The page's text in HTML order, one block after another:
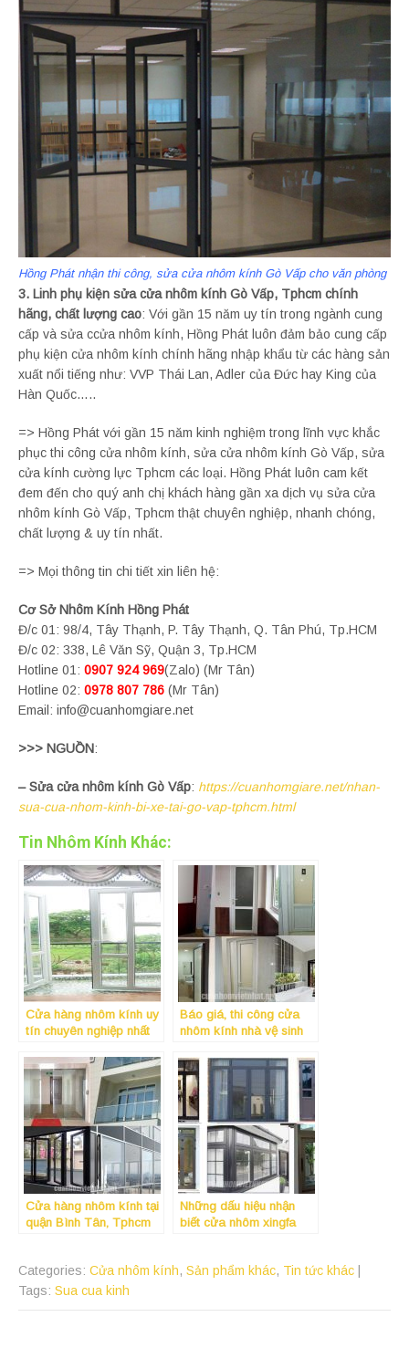
Hồng Phát nhận thi công, sửa cửa nhôm kính Gò Vấp cho văn phòng
3. Linh phụ kiện sửa cửa nhôm kính Gò Vấp, Tphcm chính
hãng, chất lượng cao: Với gần 15 năm uy tín trong ngành cung
cấp và sửa ccửa nhôm kính, Hồng Phát luôn đảm bảo cung cấp
phụ kiện cửa nhôm kính chính hãng nhập khẩu từ các hàng sản
xuất nổi tiếng như: VVP Thái Lan, Adler của Đức hay King của
Hàn Quốc…..
=> Hồng Phát với gần 15 năm kinh nghiệm trong lĩnh vực khắc
phục thi công cửa nhôm kính, sửa cửa nhôm kính Gò Vấp, sửa
cửa kính cường lực Tphcm các loại. Hồng Phát luôn cam kết
đem đến cho quý anh chị khách hàng gần xa dịch vụ sửa cửa
nhôm kính Gò Vấp, Tphcm thật chuyên nghiệp, nhanh chóng,
chất lượng & uy tín nhất.
=> Mọi thông tin chi tiết xin liên hệ:
Cơ Sở Nhôm Kính Hồng Phát
Đ/c 01: 98/4, Tây Thạnh, P. Tây Thạnh, Q. Tân Phú, Tp.HCM
Đ/c 02: 338, Lê Văn Sỹ, Quận 3, Tp.HCM
Hotline 01: 0907 924 969(Zalo) (Mr Tân)
Hotline 02: 0978 807 786 (Mr Tân)
Email: info@cuanhomgiare.net
>>> NGUỒN:
– Sửa cửa nhôm kính Gò Vấp: https://cuanhomgiare.net/nhan-
sua-cua-nhom-kinh-bi-xe-tai-go-vap-tphcm.html
Tin Nhôm Kính Khác:
Cửa hàng nhôm kính uy
tín chuyên nghiệp nhất
Báo giá, thi công cửa
nhôm kính nhà vệ sinh
tại quận Tân Phú
Cửa hàng nhôm kính tại
quận Bình Tân, Tphcm
Những dấu hiệu nhận
biết cửa nhôm xingfa
Categories: Cửa nhôm kính, Sản phẩm khác, Tin tức khác
Tags: Sua cua kinh